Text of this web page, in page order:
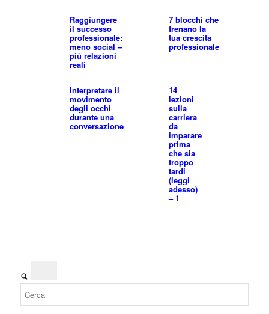
Raggiungere
il successo
professionale:
meno social –
più relazioni
reali
7 blocchi che
frenano la
tua crescita
professionale
Interpretare il
movimento
degli occhi
durante una
conversazione
14
lezioni
sulla
carriera
da
imparare
prima
che sia
troppo
tardi
(leggi
adesso)
– 1